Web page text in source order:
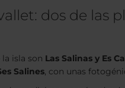
dos de las
isla son Las Salinas y Es
Salines, con unas